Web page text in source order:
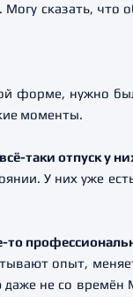
сказать,
форме, нужно
моменты.
таки отпуск у
У них уже
то
опыт,
не со